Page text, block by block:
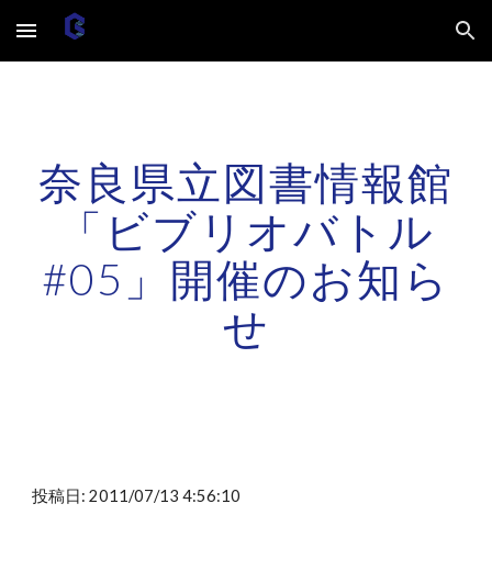
Skip to main content Skip to navigation
奈良県立図書情報館
「ビブリオバトル
#05」開催のお知ら
せ
投稿日: 2011/07/13 4:56:10